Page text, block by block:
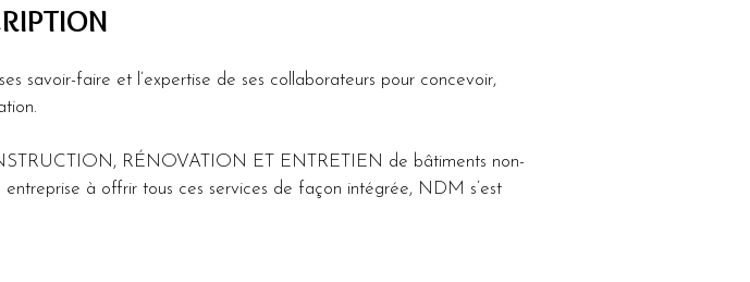
savoir-faire et l’expertise de ses collaborateurs pour concevoir,
RÉNOVATION ET ENTRETIEN de bâtiments non-
entreprise à offrir tous ces services de façon intégrée, NDM s’est